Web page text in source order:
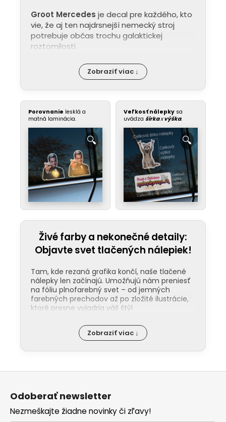
Groot Mercedes je decal pre každého, kto
vie, že aj ten najdrsnejší nemecký stroj
potrebuje občas trochu galaktickej
roztomilosti.
Zobraziť viac ↓
Porovnanie lesklá a
matná laminácia.
Veľkosť nálepky sa
uvádza šírkaxvýška.
Živé farby a nekonečné detaily:
Objavte svet tlačených nálepiek!
Tam, kde rezaná grafika končí, naše tlačené
nálepky len začínajú. Umožňujú nám preniesť
na fóliu plnofarebný svet – od jemných
farebných prechodov až po zložité ilustrácie,
ktoré presne vyjadria váš štýl
Odolnosť pod ochranou laminácie:
Kľúčom k dlhej životnosti našich nálepiek
rozdiel od bežných nálepiek, tie naše
slnku. Na našom YouTube kanáli vám
ukážeme rozdiel medzi matným a
lesklým finišom, aby ste presne vedeli,
Zobraziť viac ↓
Z
Odoberať newsletter
Nezmeškajte žiadne novinky či zľavy!